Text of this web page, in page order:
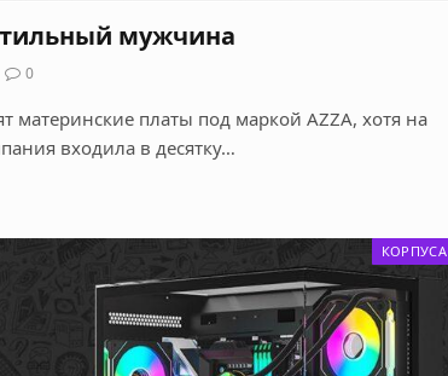
мужчина
0
материнские платы под маркой AZZA, хотя на
входила в десятку…
КОРПУСА